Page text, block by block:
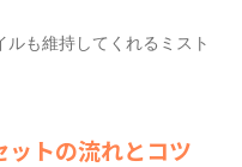
も維持してくれるミスト
ットの流れとコツ